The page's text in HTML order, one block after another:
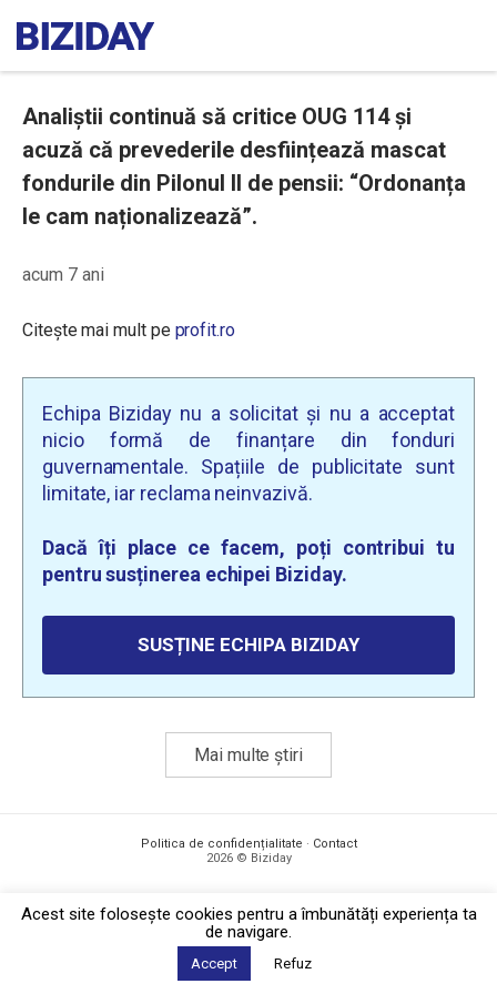
Analiștii continuă să critice OUG 114 și
acuză că prevederile desființează mascat
fondurile din Pilonul II de pensii: “Ordonanța
le cam naționalizează”.
acum 7 ani
Citește mai mult pe profit.ro
Echipa Biziday nu a solicitat și nu a acceptat
nicio formă de finanțare din fonduri
guvernamentale. Spațiile de publicitate sunt
limitate, iar reclama neinvazivă.
Dacă îți place ce facem, poți contribui tu
pentru susținerea echipei Biziday.
SUSȚINE ECHIPA BIZIDAY
Mai multe știri
Politica de confidențialitate · Contact
2026 © Biziday
Acest site foloseşte cookies pentru a îmbunătăți experiența ta
de navigare.
Accept Refuz